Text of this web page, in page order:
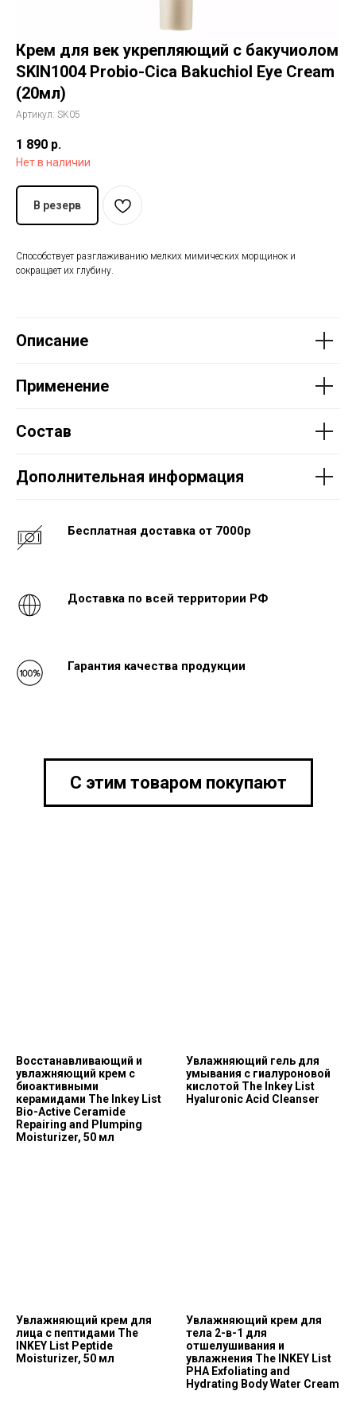
Крем для век укрепляющий с бакучиолом
SKIN1004 Probio-Cica Bakuchiol Eye Cream
(20мл)
Артикул: SK05
1 890 р.
Нет в наличии
В резерв
Способствует разглаживанию мелких мимических морщинок и
сокращает их глубину.
Описание
Применение
Состав
Дополнительная информация
Бесплатная доставка от 7000р
Доставка по всей территории РФ
Гарантия качества продукции
С этим товаром покупают
Восстанавливающий и
увлажняющий крем с
биоактивными
керамидами The Inkey List
Bio-Active Ceramide
Repairing and Plumping
Moisturizer, 50 мл
Увлажняющий гель для
умывания с гиалуроновой
кислотой The Inkey List
Hyaluronic Acid Сleanser
Увлажняющий крем для
лица с пептидами The
INKEY List Peptide
Moisturizer, 50 мл
Увлажняющий крем для
тела 2-в-1 для
отшелушивания и
увлажнения The INKEY List
PHA Exfoliating and
Hydrating Body Water Cream
История The Ordinary
Блог